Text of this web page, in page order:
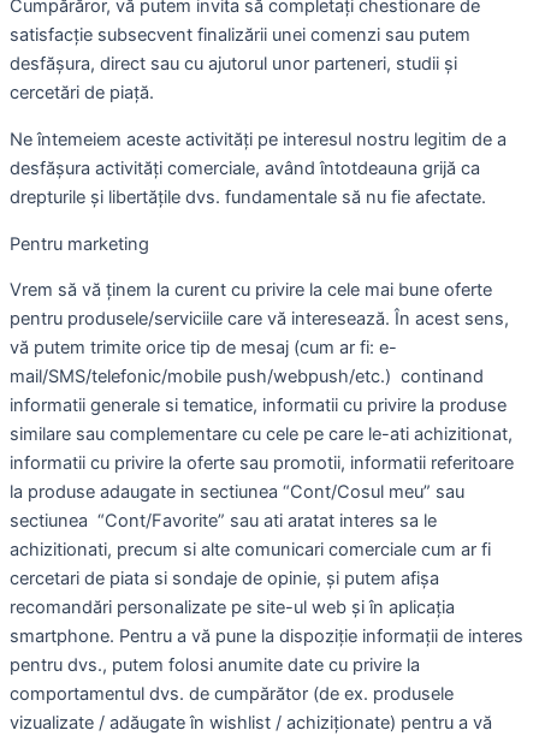
Cumpărăror, vă putem invita să completați chestionare de
satisfacție subsecvent finalizării unei comenzi sau putem
desfășura, direct sau cu ajutorul unor parteneri, studii și
cercetări de piață.
Ne întemeiem aceste activități pe interesul nostru legitim de a
desfășura activități comerciale, având întotdeauna grijă ca
drepturile și libertățile dvs. fundamentale să nu fie afectate.
Pentru marketing
Vrem să vă ținem la curent cu privire la cele mai bune oferte
pentru produsele/serviciile care vă interesează. În acest sens,
vă putem trimite orice tip de mesaj (cum ar fi: e-
mail/SMS/telefonic/mobile push/webpush/etc.) continand
informatii generale si tematice, informatii cu privire la produse
similare sau complementare cu cele pe care le-ati achizitionat,
informatii cu privire la oferte sau promotii, informatii referitoare
la produse adaugate in sectiunea “Cont/Cosul meu” sau
sectiunea “Cont/Favorite” sau ati aratat interes sa le
achizitionati, precum si alte comunicari comerciale cum ar fi
cercetari de piata si sondaje de opinie, și putem afișa
recomandări personalizate pe site-ul web și în aplicația
smartphone. Pentru a vă pune la dispoziție informații de interes
pentru dvs., putem folosi anumite date cu privire la
comportamentul dvs. de cumpărător (de ex. produsele
vizualizate / adăugate în wishlist / achiziționate) pentru a vă